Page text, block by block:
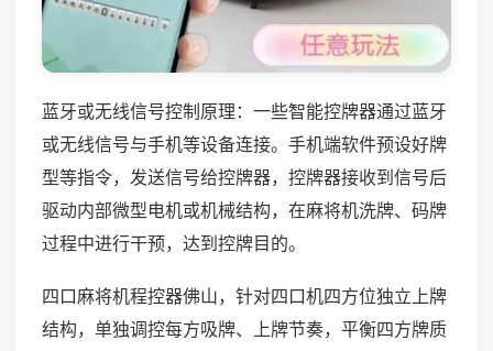
蓝牙或无线信号控制原理：一些智能控牌器通过蓝牙
或无线信号与手机等设备连接。手机端软件预设好牌
型等指令，发送信号给控牌器，控牌器接收到信号后
驱动内部微型电机或机械结构，在麻将机洗牌、码牌
过程中进行干预，达到控牌目的。
四口麻将机程控器佛山，针对四口机四方位独立上牌
结构，单独调控每方吸牌、上牌节奏，平衡四方牌质